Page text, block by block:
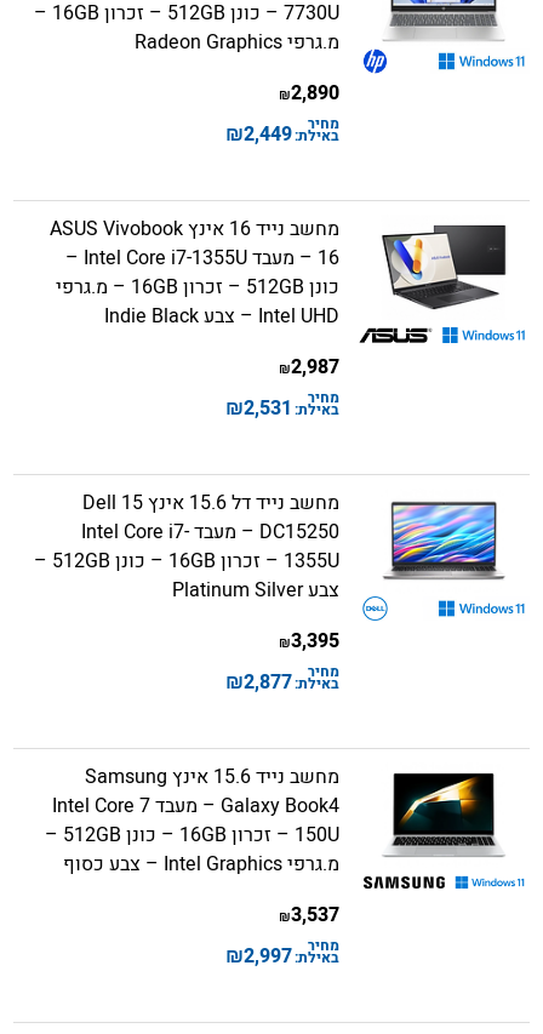
7730U – כונן 512GB – זכרון 16GB –
מ.גרפי Radeon Graphics
2,890
₪
מחיר
באילת:2,449
₪
מחשב נייד 16 אינץ ASUS Vivobook
16 – מעבד Intel Core i7-1355U –
כונן 512GB – זכרון 16GB – מ.גרפי
Intel UHD – צבע Indie Black
2,987
₪
מחיר
באילת: 2,531
₪
מחשב נייד דל 15.6 אינץ Dell 15
DC15250 – מעבד Intel Core i7-
1355U – זכרון 16GB – כונן 512GB –
צבע Platinum Silver
3,395
₪
מחיר
באילת:2,877
₪
מחשב נייד 15.6 אינץ Samsung
Galaxy Book4 – מעבד Intel Core 7
150U – זכרון 16GB – כונן 512GB –
מ.גרפי Intel Graphics – צבע כסוף
3,537
₪
מחיר
באילת:2,997
₪